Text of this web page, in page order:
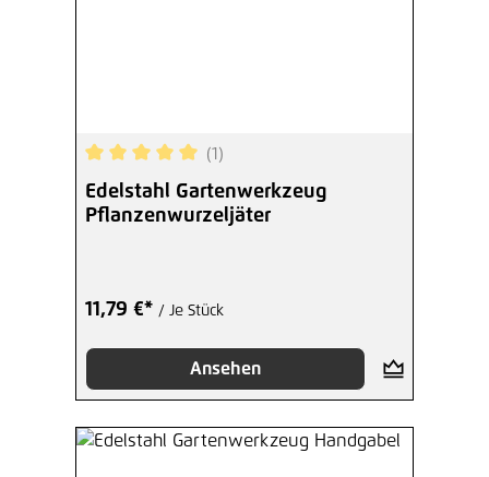
Durchschnittliche Bewertung von 5 von 5
(1)
Edelstahl Gartenwerkzeug
Pflanzenwurzeljäter
11,79 €* / Je Stück
Ansehen